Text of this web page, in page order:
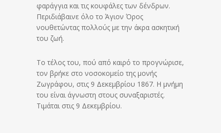
φαράγγια και τις κουφάλες των δένδρων.
Περιδιάβαινε όλο το Άγιον Όρος
νουθετώντας πολλούς με την άκρα ασκητική
του ζωή.
Το τέλος του, πού από καιρό το προγνώρισε,
τον βρήκε στο νοσοκομείο της μονής
Ζωγράφου, στις 9 Δεκεμβρίου 1867. Η μνήμη
του είναι άγνωστη στους συναξαριστές.
Τιμάται στις 9 Δεκεμβρίου.